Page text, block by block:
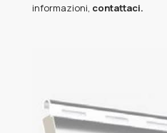
informazioni, contattaci.